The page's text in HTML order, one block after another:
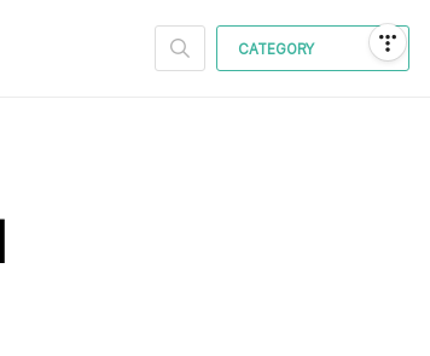
CATEGORY